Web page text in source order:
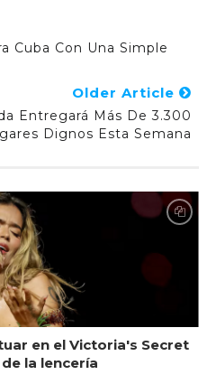
Cuba Con Una Simple
Older Article
Entregará Más De 3.300
Dignos Esta Semana
en el Victoria's Secret
la lencería